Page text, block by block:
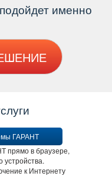
именно
ГАРАНТ
прямо в браузере,
к Интернету